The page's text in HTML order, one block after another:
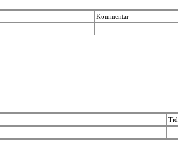
Kommentar
Tid